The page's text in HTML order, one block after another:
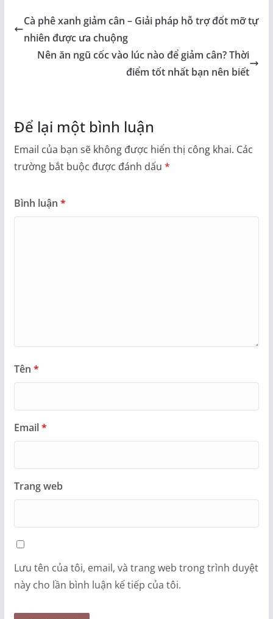
Cà phê xanh giảm cân – Giải pháp hỗ trợ đốt mỡ tự
nhiên được ưa chuộng
Nên ăn ngũ cốc vào lúc nào để giảm cân? Thời
điểm tốt nhất bạn nên biết
Để lại một bình luận
Email của bạn sẽ không được hiển thị công khai. Các
trường bắt buộc được đánh dấu *
Bình luận *
Tên *
Email*
Trang web
Lưu tên của tôi, email, và trang web trong trình duyệt
này cho lần bình luận kế tiếp của tôi.